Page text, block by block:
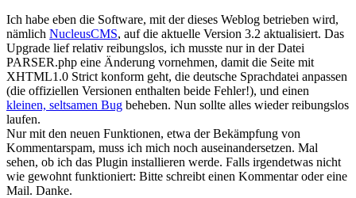
Ich habe eben die Software, mit der dieses Weblog betrieben wird,
nämlich NucleusCMS, auf die aktuelle Version 3.2 aktualisiert. Das
Upgrade lief relativ reibungslos, ich musste nur in der Datei
PARSER.php eine Änderung vornehmen, damit die Seite mit
XHTML1.0 Strict konform geht, die deutsche Sprachdatei anpassen
(die offiziellen Versionen enthalten beide Fehler!), und einen
kleinen, seltsamen Bug beheben. Nun sollte alles wieder reibungslos
laufen.
Nur mit den neuen Funktionen, etwa der Bekämpfung von
Kommentarspam, muss ich mich noch auseinandersetzen. Mal
sehen, ob ich das Plugin installieren werde. Falls irgendetwas nicht
wie gewohnt funktioniert: Bitte schreibt einen Kommentar oder eine
Mail. Danke.